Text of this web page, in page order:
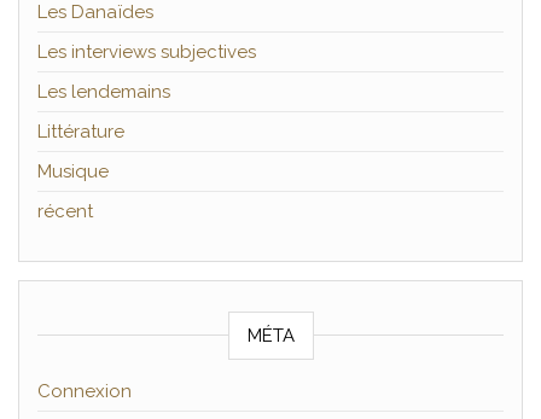
Les Danaïdes
Les interviews subjectives
Les lendemains
Littérature
Musique
récent
MÉTA
Connexion